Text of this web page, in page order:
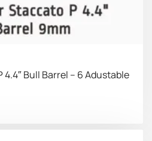
4.4″ Bull Barrel – 6 Adustable